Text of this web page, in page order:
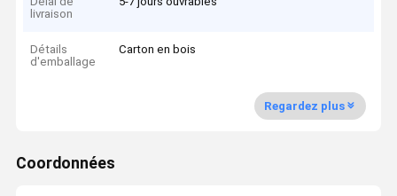
livraison
Détails
d'emballage
Carton en bois
Regardez plus
Coordonnées